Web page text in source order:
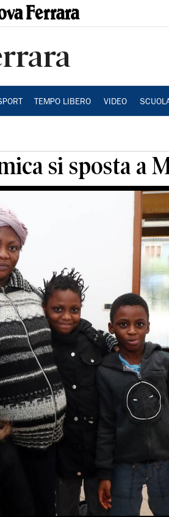
TEMPO LIBERO VIDEO
si sposta a